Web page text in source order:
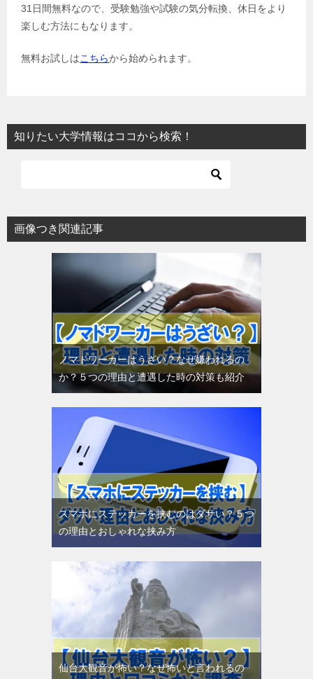
31日間無料なので、受験勉強や試験の気分転換、休日をより
楽しむ方法にもなります。
無料お試しはこちらから始められます。
知りたい大学情報はココから検索！
画像つき関連記事
ノマドワーカーはうざい？なぜ嫌われるの
か？５つの理由と遭遇した時の対策も紹介
スマホにステッカーを挟むのはダサい？５つ
の理由とおしゃれな挟み方
仙台大観音が怖い？なぜ怖いと言われるの